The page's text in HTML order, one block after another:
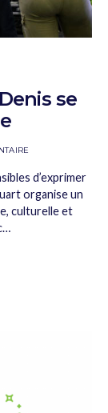
se
d’exprimer
organise un
culturelle et